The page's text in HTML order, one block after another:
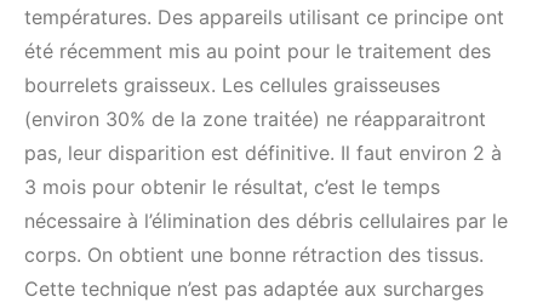
températures. Des appareils utilisant ce principe ont
été récemment mis au point pour le traitement des
bourrelets graisseux. Les cellules graisseuses
(environ 30% de la zone traitée) ne réapparaitront
pas, leur disparition est définitive. Il faut environ 2 à
3 mois pour obtenir le résultat, c’est le temps
nécessaire à l’élimination des débris cellulaires par le
corps. On obtient une bonne rétraction des tissus.
Cette technique n’est pas adaptée aux surcharges